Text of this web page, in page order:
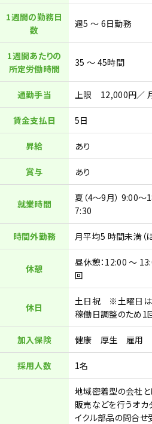
1週間の勤務日
数
週5 ～ 6日勤務
1週間あたりの
所定労働時間
35 ～ 45時間
通勤手当 上限 12,000円／
賃金支払日 5日
昇給 あり
賞与 あり
就業時間
夏（4～9月） 9:00
7:30
時間外勤務 月平均5 時間未満（
休憩
昼休憩：12:00 ～
回
休日
土日祝 ※土曜日は
稼働日調整のため1
加入保険 健康 厚生 雇用
採用人数 1名
地域密着型の会社と
販売などを行うオカ
イクル部品の問合せ